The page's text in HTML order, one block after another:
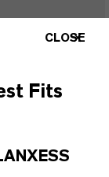
VON
CLOSE
Fits